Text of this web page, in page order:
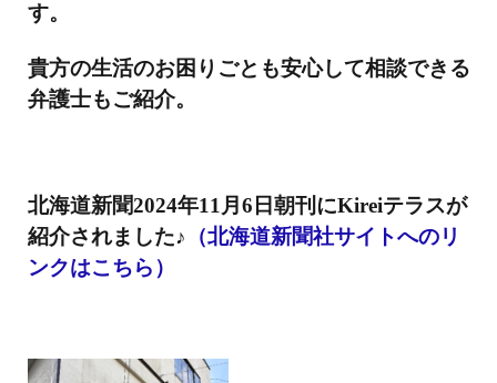
す。
貴方の生活のお困りごとも安心して相談でき る
弁護士もご紹介。
北海道新聞2024年11月6日朝刊にKireiテラスが
紹介されました♪ （北海道新聞社サイトへのリ
ンクはこちら）